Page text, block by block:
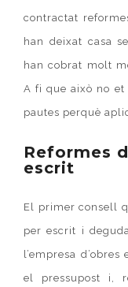
contractat
han deixat casa
han cobrat molt
A fi que això no et
pautes perquè
Reformes
escrit
El primer consell
per escrit i
l’empresa
el pressupost i,